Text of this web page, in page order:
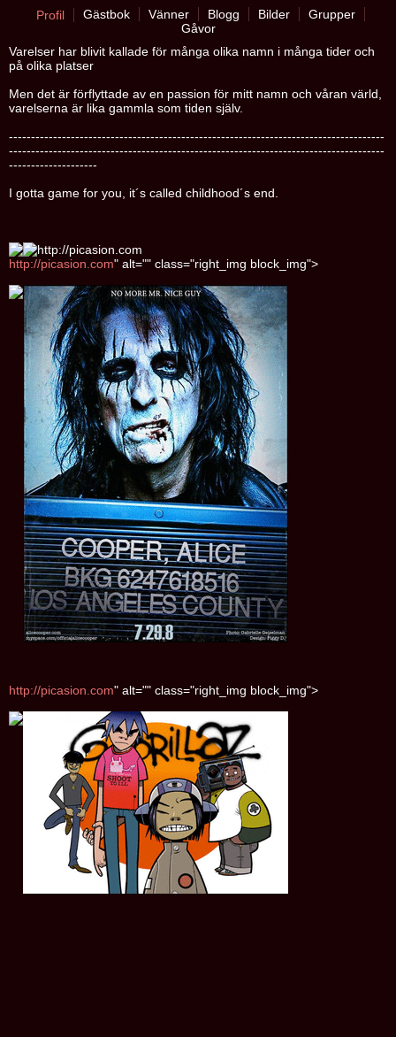
Profil
Gästbok Vänner Blogg Bilder
Grupper
Gåvor
Varelser har blivit kallade för många olika namn i många tider och
på olika platser
Men det är förflyttade av en passion för mitt namn och våran värld,
varelserna är lika gammla som tiden själv.
-------------------------------------------------------------------------------------
-------------------------------------------------------------------------------------
--------------------
I gotta game for you, it´s called childhood´s end.
http://picasion.com" alt="" class="right_img block_img">
http://picasion.com" alt="" class="right_img block_img">